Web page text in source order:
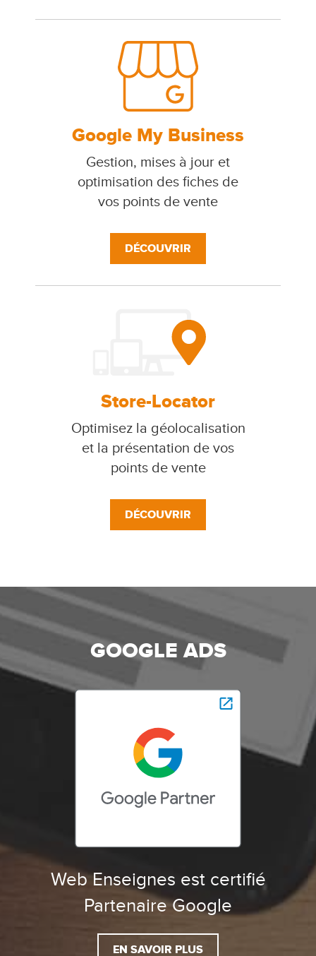
Google My Business
Gestion, mises à jour et
optimisation des fiches de
vos points de vente
DÉCOUVRIR
Store-Locator
Optimisez la géolocalisation
et la présentation de vos
points de vente
DÉCOUVRIR
GOOGLE ADS
Web Enseignes est certifié
Partenaire Google
EN SAVOIR PLUS